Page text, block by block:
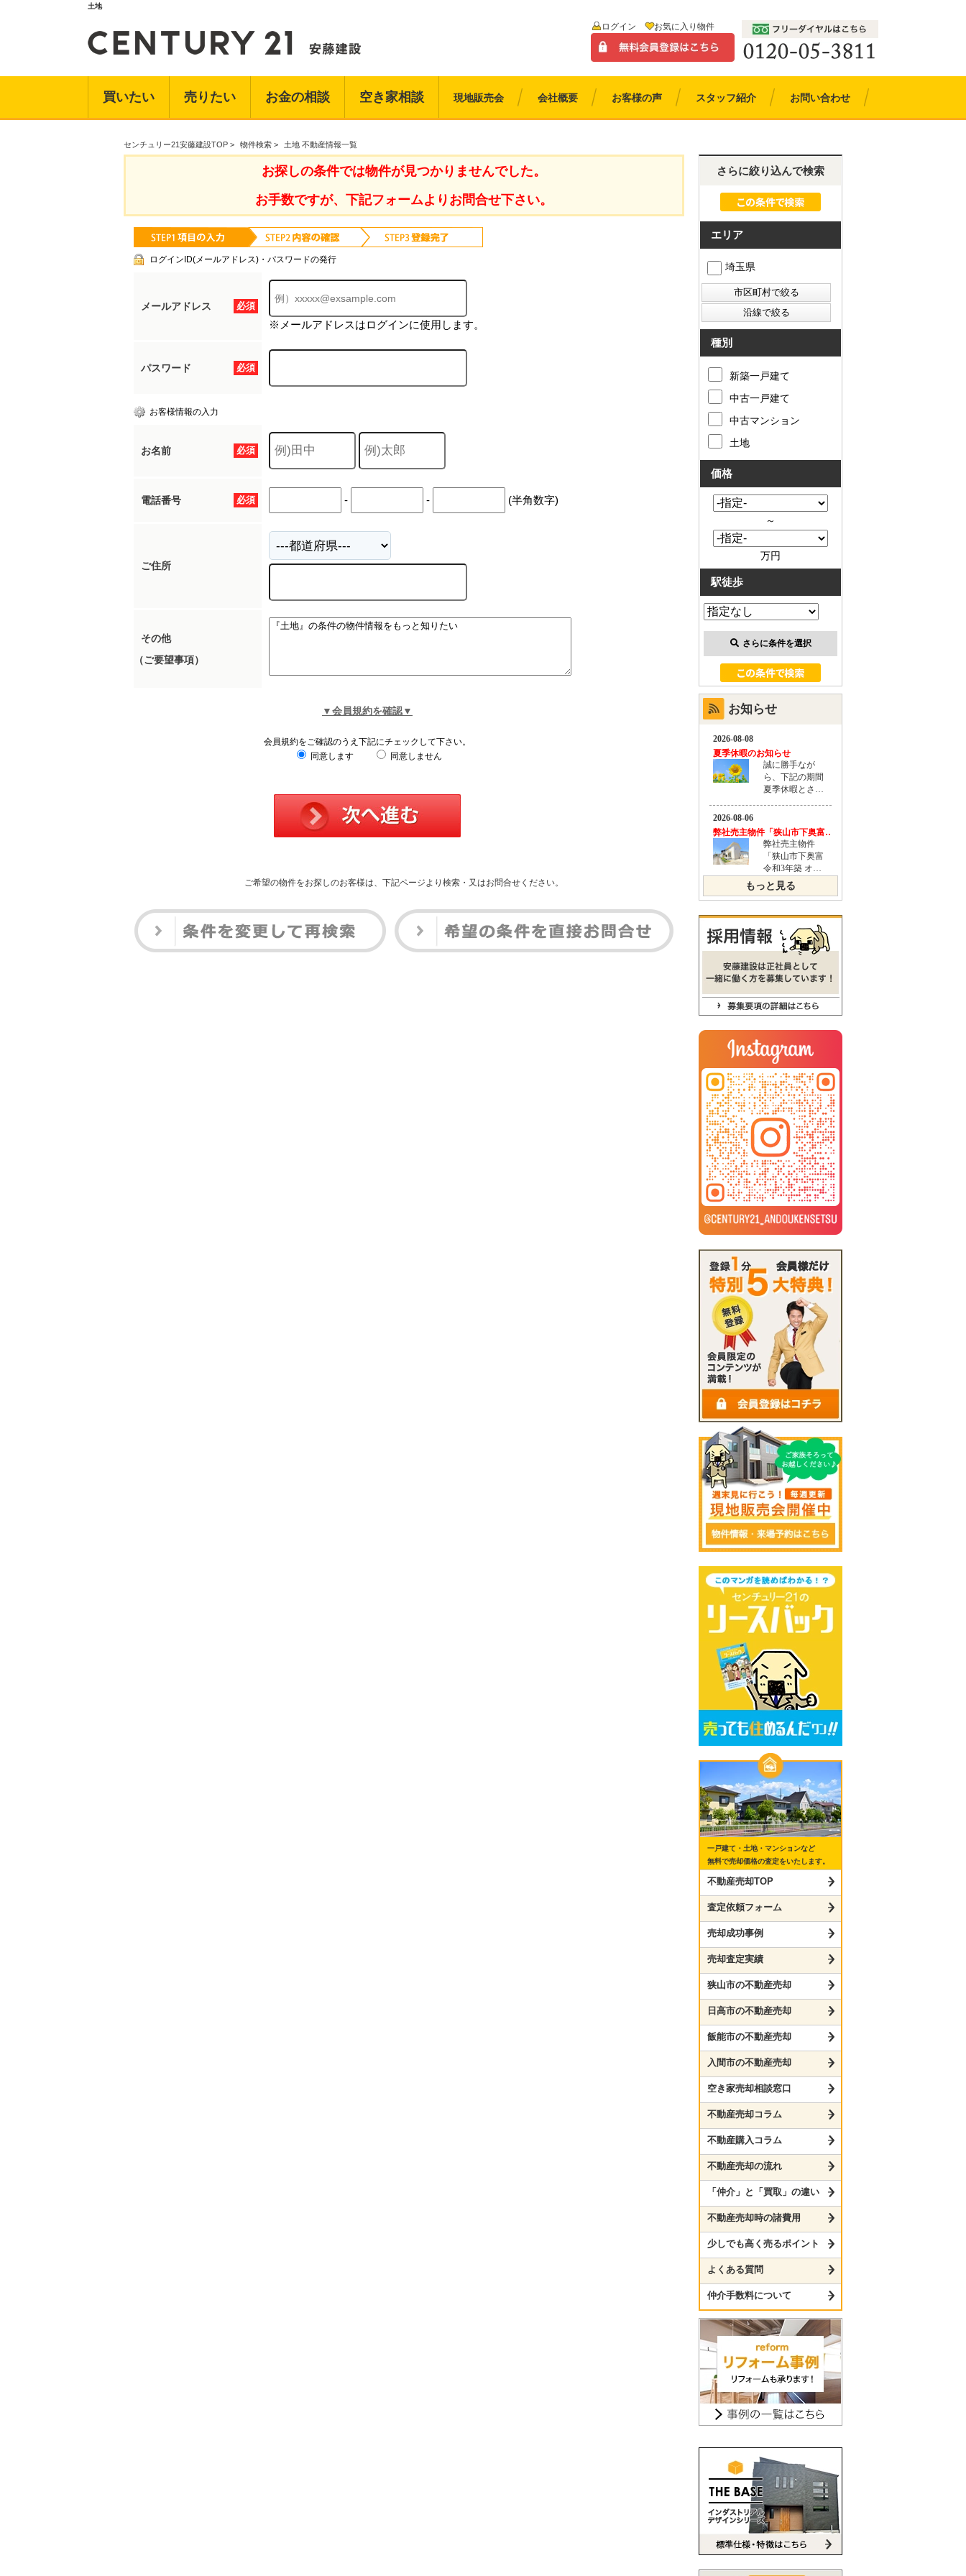
土地
ログイン お気に入り物件
買いたい 売りたい お金の相談 空き家相談 現地販売会 会社概要 お客様の声 スタッフ紹介 お問い合わせ
センチュリー21安藤建設TOP > 物件検索 > 土地 不動産情報一覧
お探しの条件では物件が見つかりませんでした。
お手数ですが、下記フォームよりお問合せ下さい。
ログインID(メールアドレス)・パスワードの発行
必須
メールアドレス
※メールアドレスはログインに使用します。
必須
パスワード
お客様情報の入力
必須
お名前
必須
電話番号 - - (半角数字)
ご住所
その他
（ご要望事項）
▼会員規約を確認▼
会員規約をご確認のうえ下記にチェックして下さい。
同意します
同意しません
ご希望の物件をお探しのお客様は、下記ページより検索・又はお問合せください。
さらに絞り込んで検索
エリア
埼玉県
種別
新築一戸建て
中古一戸建て
中古マンション
土地
価格
～
万円
駅徒歩
さらに条件を選択
お知らせ
もっと見る
一戸建て・土地・マンションなど
無料で売却価格の査定をいたします。
不動産売却TOP
査定依頼フォーム
売却成功事例
売却査定実績
狭山市の不動産売却
日高市の不動産売却
飯能市の不動産売却
入間市の不動産売却
空き家売却相談窓口
不動産売却コラム
不動産購入コラム
不動産売却の流れ
「仲介」と「買取」の違い
不動産売却時の諸費用
少しでも高く売るポイント
よくある質問
仲介手数料について